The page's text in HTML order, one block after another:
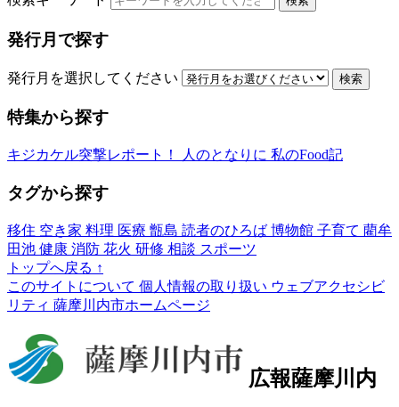
発行月で探す
発行月を選択してください 検索
特集から探す
キジカケル突撃レポート！ 人のとなりに 私のFood記
タグから探す
移住 空き家 料理 医療 甑島 読者のひろば 博物館 子育て 藺牟
田池 健康 消防 花火 研修 相談 スポーツ
トップへ戻る ↑
このサイトについて 個人情報の取り扱い ウェブアクセシビ
リティ 薩摩川内市ホームページ
広報薩摩川内